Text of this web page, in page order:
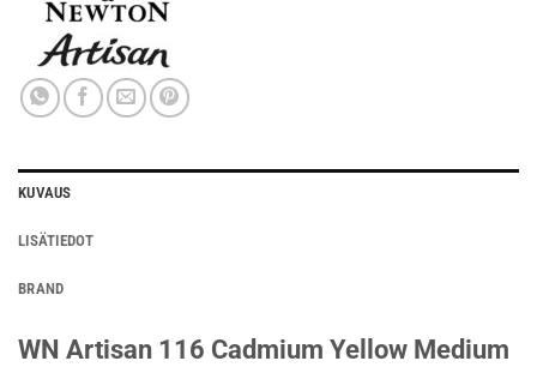
KUVAUS
LISÄTIEDOT
BRAND
WN Artisan 116 Cadmium Yellow Medium